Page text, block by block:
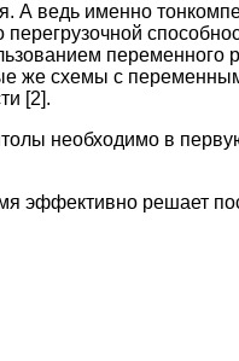
ведь именно
же схемы с
[2].
необходимо в
эффективно решает